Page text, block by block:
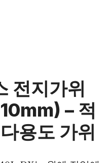
전지가위
– 적
용도 가위